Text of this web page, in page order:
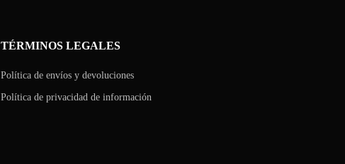
TÉRMINOS LEGALES
Política de envíos y devoluciones
Política de privacidad de información